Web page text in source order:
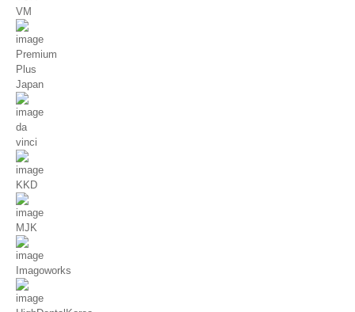
VM
Premium
Plus
Japan
da
vinci
KKD
MJK
Imagoworks